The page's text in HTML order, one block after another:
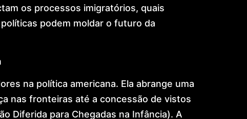
os processos imigratórios, quais
podem moldar o futuro da
na política americana. Ela abrange uma
nas fronteiras até a concessão de vistos
Diferida para Chegadas na Infância). A